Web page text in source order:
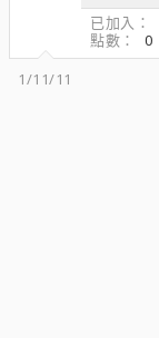
已加入
點數
0
1/11/11